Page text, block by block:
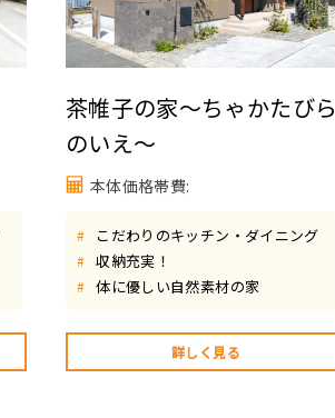
茶帷子の家～ちゃかたびら
のいえ～
本体価格帯費:
# こだわりのキッチン・ダイニング
# 収納充実！
# 体に優しい自然素材の家
詳しく見る